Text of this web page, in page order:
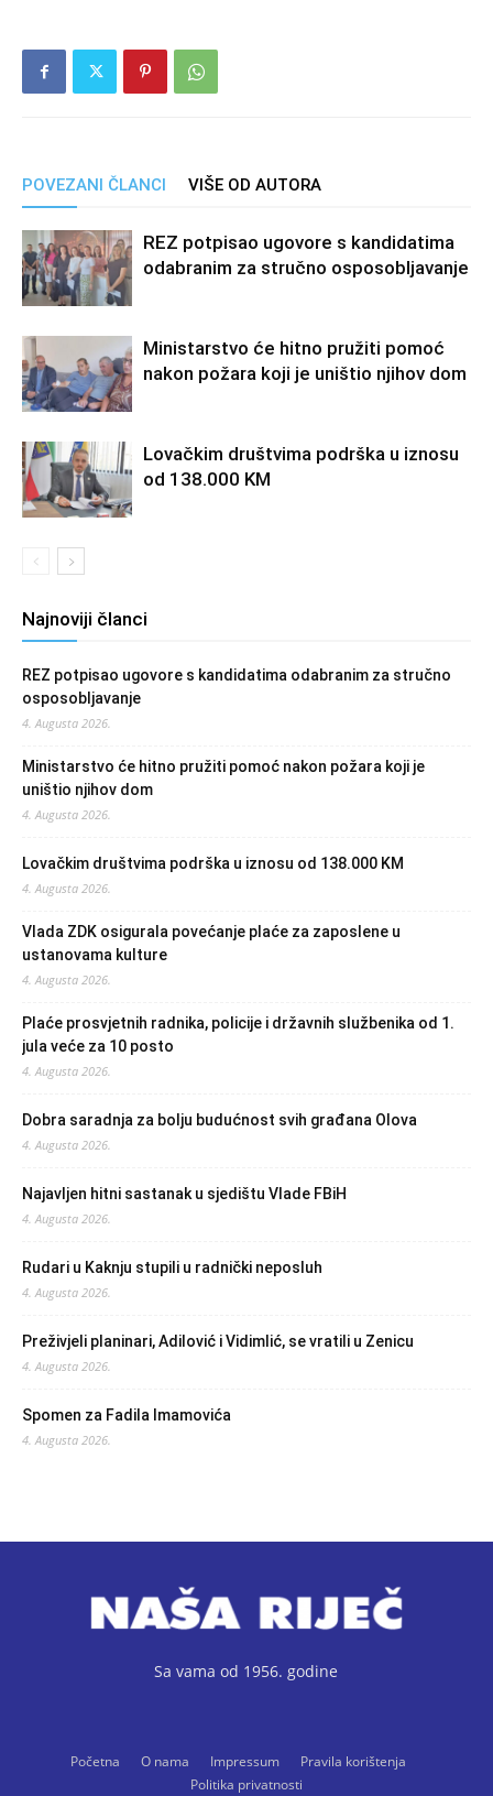
POVEZANI ČLANCI VIŠE OD AUTORA
REZ potpisao ugovore s kandidatima
odabranim za stručno osposobljavanje
Ministarstvo će hitno pružiti pomoć
nakon požara koji je uništio njihov dom
Lovačkim društvima podrška u iznosu
od 138.000 KM
Najnoviji članci
REZ potpisao ugovore s kandidatima odabranim za stručno
osposobljavanje
4. Augusta 2026.
Ministarstvo će hitno pružiti pomoć nakon požara koji je
uništio njihov dom
4. Augusta 2026.
Lovačkim društvima podrška u iznosu od 138.000 KM
4. Augusta 2026.
Vlada ZDK osigurala povećanje plaće za zaposlene u
ustanovama kulture
4. Augusta 2026.
Plaće prosvjetnih radnika, policije i državnih službenika od 1.
jula veće za 10 posto
4. Augusta 2026.
Dobra saradnja za bolju budućnost svih građana Olova
4. Augusta 2026.
Najavljen hitni sastanak u sjedištu Vlade FBiH
4. Augusta 2026.
Rudari u Kaknju stupili u radnički neposluh
4. Augusta 2026.
Preživjeli planinari, Adilović i Vidimlić, se vratili u Zenicu
4. Augusta 2026.
Spomen za Fadila Imamovića
4. Augusta 2026.
Sa vama od 1956. godine
Početna O nama Impressum
Pravila korištenja
Politika privatnosti